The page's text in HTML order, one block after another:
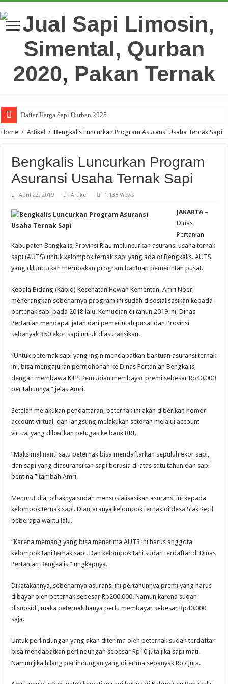
Daftar Harga Sapi Qurban 2025
Home / Artikel / Bengkalis Luncurkan Program Asuransi Usaha Ternak Sapi
Bengkalis Luncurkan Program
Asuransi Usaha Ternak Sapi
April 22, 2019 Artikel 1,138 Views
JAKARTA–
Dinas
Pertanian
Kabupaten Bengkalis, Provinsi Riau meluncurkan asuransi usaha ternak
sapi (AUTS) untuk kelompok ternak sapi yang ada di Bengkalis. AUTS
yang diluncurkan merupakan program bantuan pemerintah pusat.
Kepala Bidang (Kabid) Kesehatan Hewan Kementan, Amri Noer,
menerangkan sebenarnya program ini sudah disosialisasikan kepada
pertenak sapi pada 2018 lalu. Kemudian di tahun 2019 ini, Dinas
Pertanian mendapat jatah dari pemerintah pusat dan Provinsi
sebanyak 350 ekor sapi untuk diasuransikan.
“Untuk peternak sapi yang ingin mendapatkan bantuan asuransi ternak
ini, bisa mengajukan permohonan ke Dinas Pertanian Bengkalis,
dengan membawa KTP. Kemudian membayar premi sebesar Rp40.000
per tahunnya,” jelas Amri.
Setelah melakukan pendaftaran, peternak ini akan diberikan nomor
account virtual, dan langsung melakukan setoran melalui account
virtual yang diberikan petugas ke bank BRI.
“Maksimal nanti satu peternak bisa mendaftarkan sepuluh ekor sapi,
dan sapi yang diasuransikan sapi berusia di atas satu tahun dan sapi
bentina,” tambah Amri.
Menurut dia, pihaknya sudah mensosialisasikan asuransi ini kepada
kelompok ternak sapi. Diantaranya kelompok ternak di desa Siak Kecil
beberapa waktu lalu.
“Karena memang yang bisa menerima AUTS ini harus anggota
kelompok tani ternak sapi. Dan kelompok tani sudah terdaftar di Dinas
Pertanian Bengkalis,” ungkapnya.
Dikatakannya, sebenarnya asuransi ini pertahunnya premi yang harus
dibayar oleh peternak sebesar Rp200.000. Namun karena sudah
disubsidi, maka peternak hanya perlu membayar sebesar Rp40.000
saja.
Untuk perlindungan yang akan diterima oleh peternak sudah terdaftar
bisa mendapatkan perlindungan sebesar Rp10 juta jika sapi mati.
Namun jika hilang perlindungan yang diterima sebanyak Rp7 juta.